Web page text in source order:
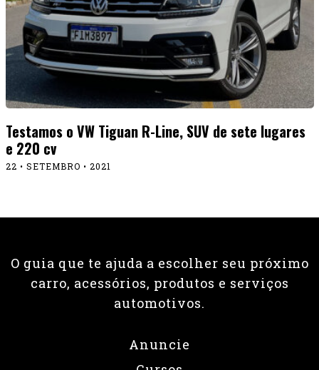
Testamos o VW Tiguan R-Line, SUV de sete lugares
e 220 cv
22 • SETEMBRO • 2021
O guia que te ajuda a escolher seu próximo
carro, acessórios, produtos e serviços
automotivos.
Anuncie